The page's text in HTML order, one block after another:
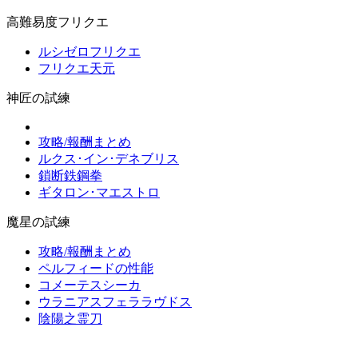
高難易度フリクエ
ルシゼロフリクエ
フリクエ天元
神匠の試練
攻略/報酬まとめ
ルクス･イン･デネブリス
鎖断鉄鋼拳
ギタロン･マエストロ
魔星の試練
攻略/報酬まとめ
ペルフィードの性能
コメーテスシーカ
ウラニアスフェララヴドス
陰陽之霊刀